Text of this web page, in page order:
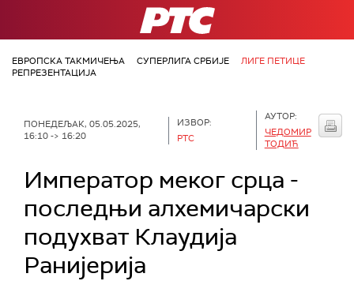
РТС
ЕВРОПСКА ТАКМИЧЕЊА СУПЕРЛИГА СРБИЈЕ
ЛИГЕ ПЕТИЦЕ
РЕПРЕЗЕНТАЦИЈА
ПОНЕДЕЉАК, 05.05.2025,
16:10 -> 16:20
ИЗВОР:
РТС
АУТОР:
ЧЕДОМИР
ТОДИЋ
Император меког срца -
последњи алхемичарски
подухват Клаудија
Ранијерија